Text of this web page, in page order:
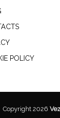
POLICY
Copyright 2026